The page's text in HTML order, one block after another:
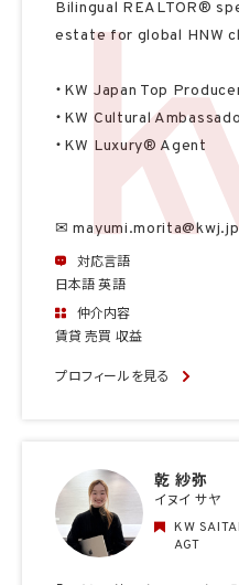
Bilingual REALTOR®
estate for global HNW
・KW Japan Top
・KW Cultural
・KW Luxury® Agent
✉ mayumi.morita@kwj.jp
対応言語
日本語 英語
仲介内容
賃貸 売買 収益
プロフィールを見る
乾 紗弥
イヌイ サヤ
KW
AGT